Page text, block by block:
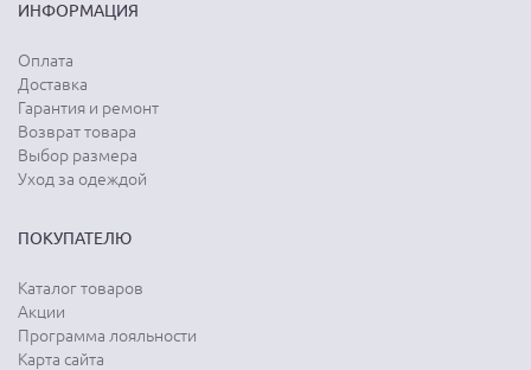
ИНФОРМАЦИЯ
Оплата
Доставка
Гарантия и ремонт
Возврат товара
Выбор размера
Уход за одеждой
ПОКУПАТЕЛЮ
Каталог товаров
Акции
Программа лояльности
Карта сайта